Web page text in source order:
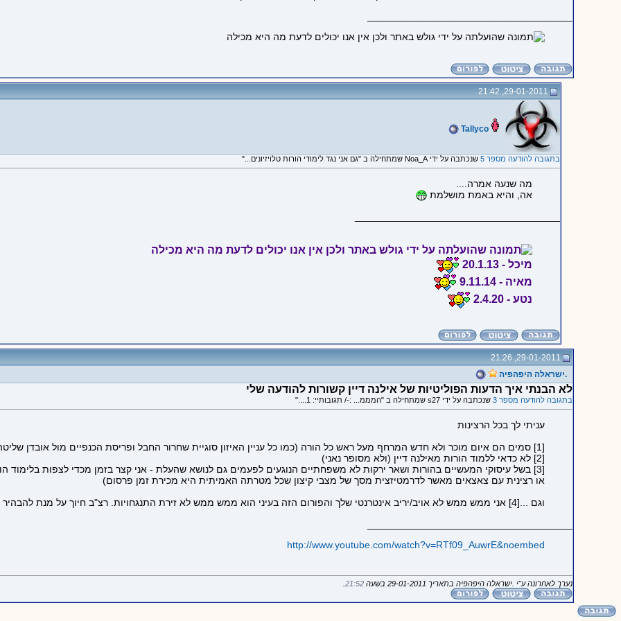
29-01-2011, 21:42
Tallyco
בתגובה להודעה מספר 5 שנכתבה על ידי Noa_A שמתחילה ב "גם אני נגד לימודי הורות טלויזיונים..."
מה שנעה אמרה....
אה, והיא באמת מושלמת
מיכל - 20.1.13
מאיה - 9.11.14
נטע - 2.4.20
29-01-2011, 21:26
.ישראלה היפהפיה
לא הבנתי איך הדעות הפוליטיות של אילנה דיין קשורות להודעה שלי
בתגובה להודעה מספר 3 שנכתבה על ידי s27 שמתחילה ב "המממ... :-/ תגובותיי: 1...."
עניתי לך בכל הרצינות
[1] סמים הם איום מוכר ולא חדש המרחף מעל ראש כל הורה (כמו כל עניין האיזון סוגיית שחרור החבל ופריסת הכנפיים מול אובדן שליטה בעולם כה מסוכן)
[2] לא כדאי ללמוד הורות מאילנה דיין (ולא מסופר נאני)
[3] בשל עיסוקי המעשיים בהורות ושאר ירקות לא משפחתיים הנוגעים לפעמים גם לנושא שהעלת - אני קצר בזמן מכדי לצפות בלימוד
או רצינית עם צאצאים מאשר לדרמטיזצית מסך של מצבי קיצון שכל מטרתה האמיתית היא מכירת זמן פרסום)
וגם ...[4] אני ממש ממש לא אויב/יריב אינטרנטי שלך והפורום הזה בעיני הוא ממש ממש לא זירת התנגחויות. רצ"ב חיוך על מנת להבהיר נקודה זו
http://www.youtube.com/watch?v=RTf09_AuwrE&noembed
נערך לאחרונה ע"י .ישראלה היפהפיה בתאריך 29-01-2011 בשעה 21:52
.